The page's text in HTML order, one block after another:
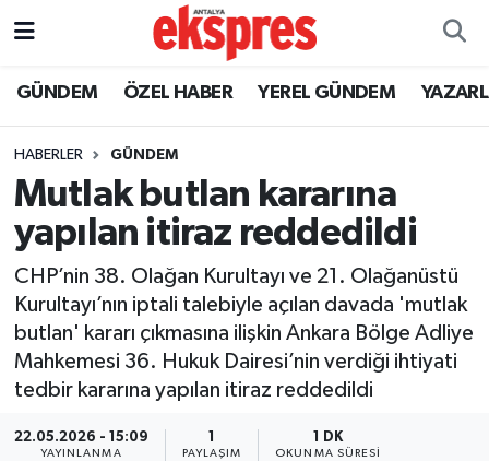
GÜNDEM ÖZEL HABER YEREL GÜNDEM
HABERLER GÜNDEM
Mutlak butlan kararına
yapılan itiraz reddedildi
CHP’nin 38. Olağan Kurultayı ve 21. Olağanüstü
Kurultayı’nın iptali talebiyle açılan davada 'mutlak
butlan' kararı çıkmasına ilişkin Ankara Bölge Adliye
Mahkemesi 36. Hukuk Dairesi’nin verdiği ihtiyati
tedbir kararına yapılan itiraz reddedildi
22.05.2026 - 15:09
YAYINLANMA
1
PAYLAŞIM
1 DK
OKUNMA SÜRESI
ÖZEL HABER
YEREL GÜNDEM
EKONOMİ
KÜLTÜR - SANAT
SPOR
Nöbetçi Eczaneler
Trafik Durumu
Süper Lig Puan Durumu ve Fikstür
Tüm Manşetler
Son Dakika Haberleri